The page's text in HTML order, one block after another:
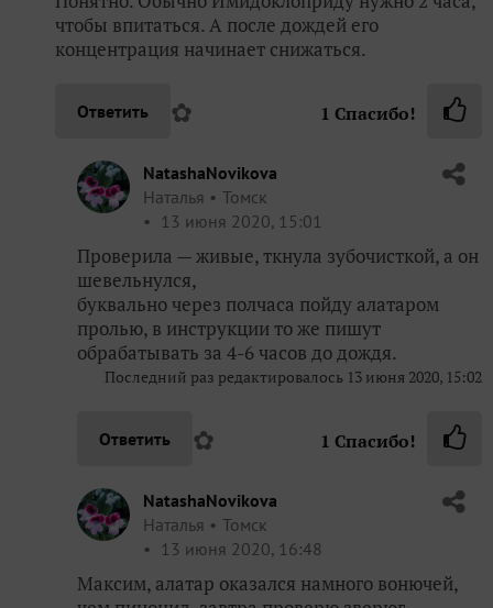
чтобы впитаться. А после дождей его
концентрация начинает снижаться.
Ответить ✿ 1 Спасибо!
NatashaNovikova
Наталья
Томск
13 июня 2020, 15:01
Проверила — живые, ткнула зубочисткой, а он
шевельнулся,
буквально через полчаса пойду алатаром
пролью, в инструкции то же пишут
обрабатывать за 4-6 часов до дождя.
Последний раз редактировалось 13 июня 2020, 15:02
Ответить ✿ 1 Спасибо!
NatashaNovikova
Наталья
Томск
13 июня 2020, 16:48
Максим, алатар оказался намного вонючей,